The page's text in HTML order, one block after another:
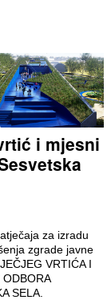
i mjesni
za izradu
zgrade javne
VRTIĆA I
SELA.